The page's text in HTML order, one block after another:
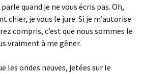
quand je ne vous écris pas. Oh,
je vous le jure. Si je m’autorise
compris, c’est que nous sommes le
vraiment à me gêner.
les ondes neuves, jetées sur le